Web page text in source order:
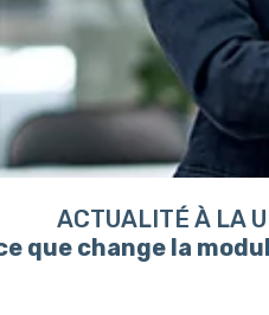
ACTUALITÉ À LA
que change la